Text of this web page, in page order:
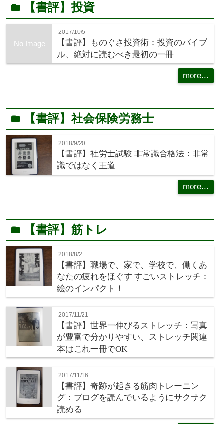
folder 【書評】投資
No Image
2017/10/5
【書評】ものぐさ投資術：投資のバイブ
ル、絶対に読むべき最初の一冊
more...
folder 【書評】社会保険労務士
2018/9/20
【書評】社労士試験 非常識合格法：非常
識ではなく王道
more...
folder 【書評】筋トレ
2018/8/2
【書評】職場で、家で、学校で、働くあ
なたの疲れをほぐす すごいストレッチ：
絵のインパクト！
2017/11/21
【書評】世界一伸びるストレッチ：写真
が豊富で分かりやすい、ストレッチ関連
本はこれ一冊でOK
2017/11/16
【書評】奇跡が起きる筋肉トレーニン
グ：ブログを読んでいるようにサクサク
読める